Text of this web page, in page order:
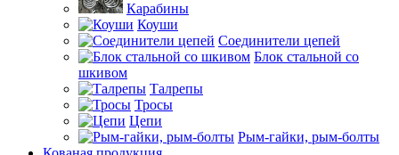
Карабины
Коуши
Соединители цепей
Блок стальной со
шкивом
Талрепы
Тросы
Цепи
Рым-гайки, рым-болты